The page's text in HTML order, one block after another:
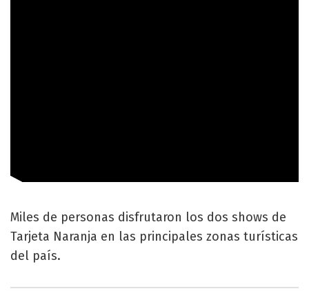
Miles de personas disfrutaron los dos shows de
Tarjeta Naranja en las principales zonas turísticas
del país.